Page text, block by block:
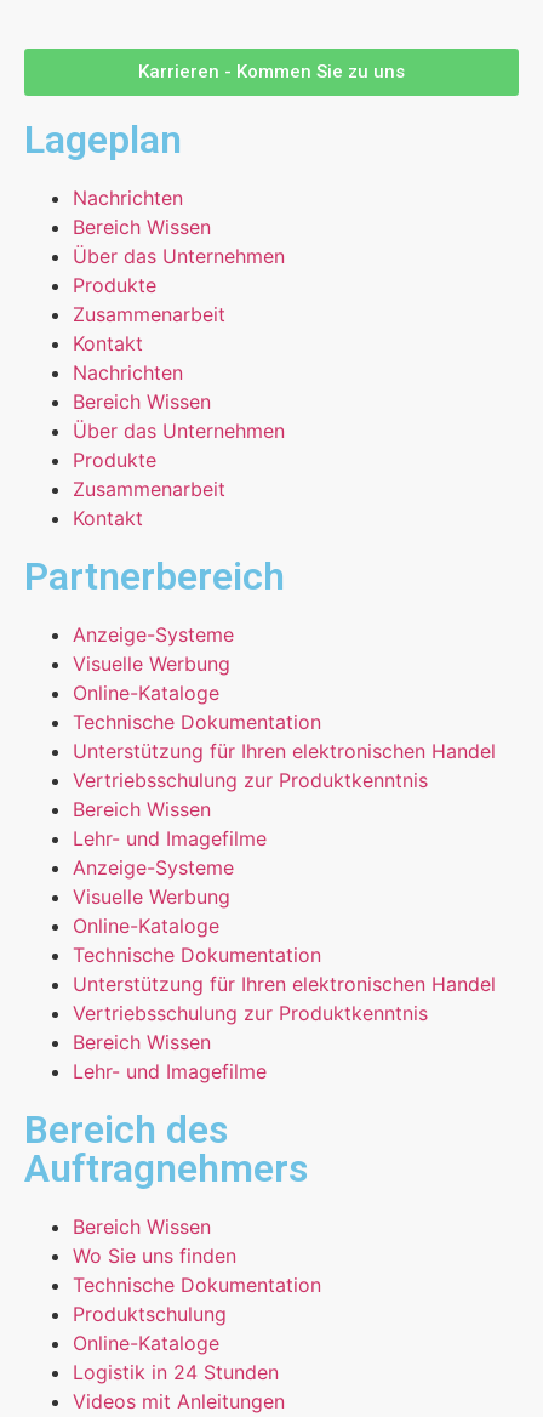
Karrieren - Kommen Sie zu uns
Lageplan
Nachrichten
Bereich Wissen
Über das Unternehmen
Produkte
Zusammenarbeit
Kontakt
Nachrichten
Bereich Wissen
Über das Unternehmen
Produkte
Zusammenarbeit
Kontakt
Partnerbereich
Anzeige-Systeme
Visuelle Werbung
Online-Kataloge
Technische Dokumentation
Unterstützung für Ihren elektronischen Handel
Vertriebsschulung zur Produktkenntnis
Bereich Wissen
Lehr- und Imagefilme
Anzeige-Systeme
Visuelle Werbung
Online-Kataloge
Technische Dokumentation
Unterstützung für Ihren elektronischen Handel
Vertriebsschulung zur Produktkenntnis
Bereich Wissen
Lehr- und Imagefilme
Bereich des
Auftragnehmers
Bereich Wissen
Wo Sie uns finden
Technische Dokumentation
Produktschulung
Online-Kataloge
Logistik in 24 Stunden
Videos mit Anleitungen